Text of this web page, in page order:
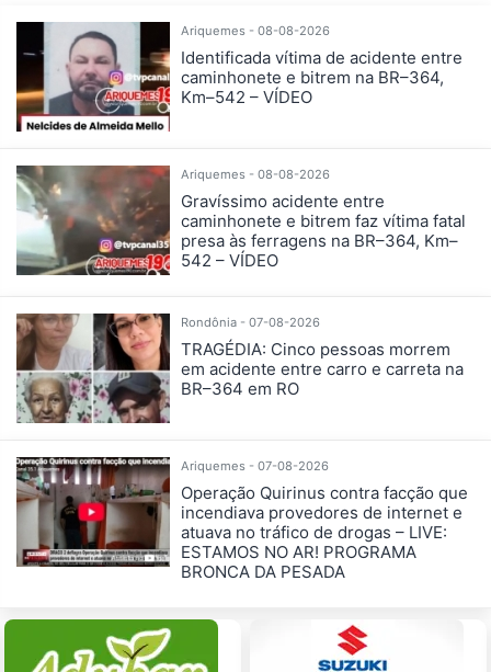
Ariquemes - 08-08-2026
Identificada vítima de acidente entre
caminhonete e bitrem na BR–364,
Km–542 – VÍDEO
Ariquemes - 08-08-2026
Gravíssimo acidente entre
caminhonete e bitrem faz vítima fatal
presa às ferragens na BR–364, Km–
542 – VÍDEO
Rondônia - 07-08-2026
TRAGÉDIA: Cinco pessoas morrem
em acidente entre carro e carreta na
BR–364 em RO
Ariquemes - 07-08-2026
Operação Quirinus contra facção que
incendiava provedores de internet e
atuava no tráfico de drogas – LIVE:
ESTAMOS NO AR! PROGRAMA
BRONCA DA PESADA